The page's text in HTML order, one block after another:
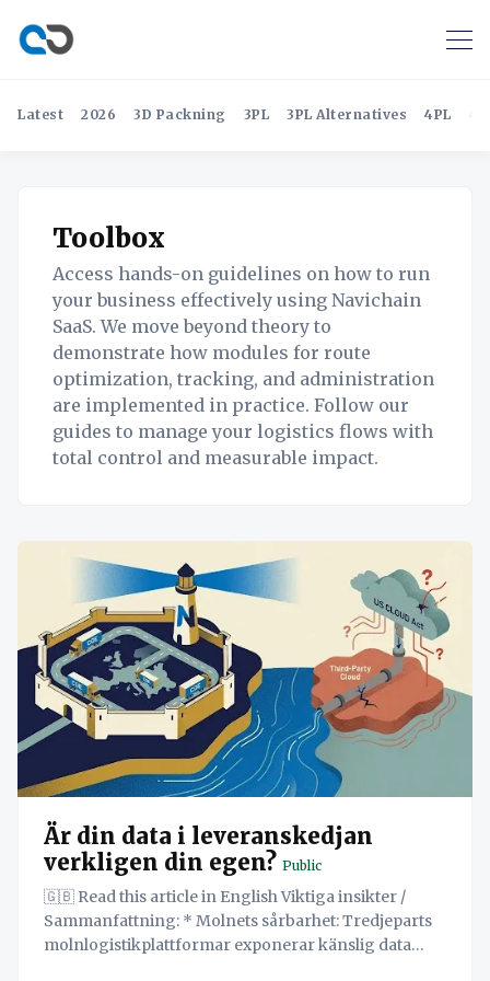
Latest 2026 3D Packning 3PL 3PL Alternatives 4PL
Toolbox
Access hands-on guidelines on how to run
your business effectively using Navichain
SaaS. We move beyond theory to
demonstrate how modules for route
optimization, tracking, and administration
are implemented in practice. Follow our
guides to manage your logistics flows with
total control and measurable impact.
Är din data i leveranskedjan
verkligen din egen? Public
🇬🇧 Read this article in English Viktiga insikter /
Sammanfattning: * Molnets sårbarhet: Tredjeparts
molnlogistikplattformar exponerar känslig data